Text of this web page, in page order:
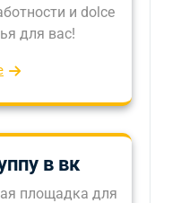
и dolce
для вас!
в вк
площадка для